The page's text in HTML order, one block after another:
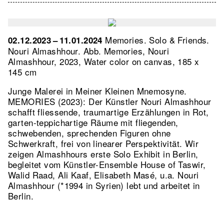
02.12.2023 – 11.01.2024 Memories. Solo & Friends.
Nouri Almashhour. Abb. Memories, Nouri
Almashhour, 2023, Water color on canvas, 185 x
145 cm
Junge Malerei in Meiner Kleinen Mnemosyne.
MEMORIES (2023): Der Künstler Nouri Almashhour
schafft fliessende, traumartige Erzählungen in Rot,
garten-teppichartige Räume mit fliegenden,
schwebenden, sprechenden Figuren ohne
Schwerkraft, frei von linearer Perspektivität. Wir
zeigen Almashhours erste Solo Exhibit in Berlin,
begleitet vom Künstler-Ensemble House of Taswir,
Walid Raad, Ali Kaaf, Elisabeth Masé, u.a. Nouri
Almashhour (*1994 in Syrien) lebt und arbeitet in
Berlin.